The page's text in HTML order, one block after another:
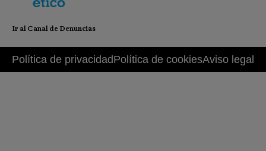
Ir al Canal de Denuncias
Política de privacidadPolítica de cookiesAviso legal